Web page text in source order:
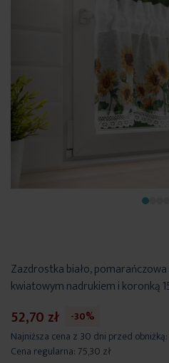
Zazdrostka biało,
kwiatowym nadrukiem i koronką
52,70 zł
-30%
Najniższa cena z 30 dni przed obniżką:
Cena regularna: 75,30 zł